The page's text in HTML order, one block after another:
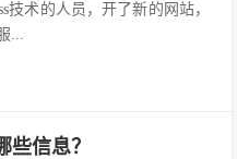
技术的人员，开了新的网站，
...
信息？